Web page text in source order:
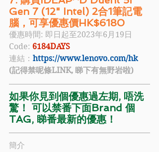
Gen 7 (12" Intel) 2合1筆記電
腦，可享優惠價HK$6180
優惠時間: 即日起至2023年6月19日
Code: 6184DAYS
連結： https://www.lenovo.com/hk
(記得禁呢條LINK, 睇下有無野岩啦)
如果你見到個優惠過左期, 唔洗
驚！ 可以禁番下面Brand 個
TAG, 睇番最新的優惠！
簡介